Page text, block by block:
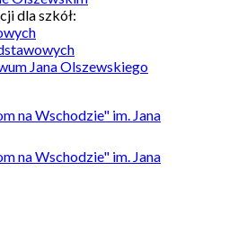
dla szkół:
Jana Olszewskiego